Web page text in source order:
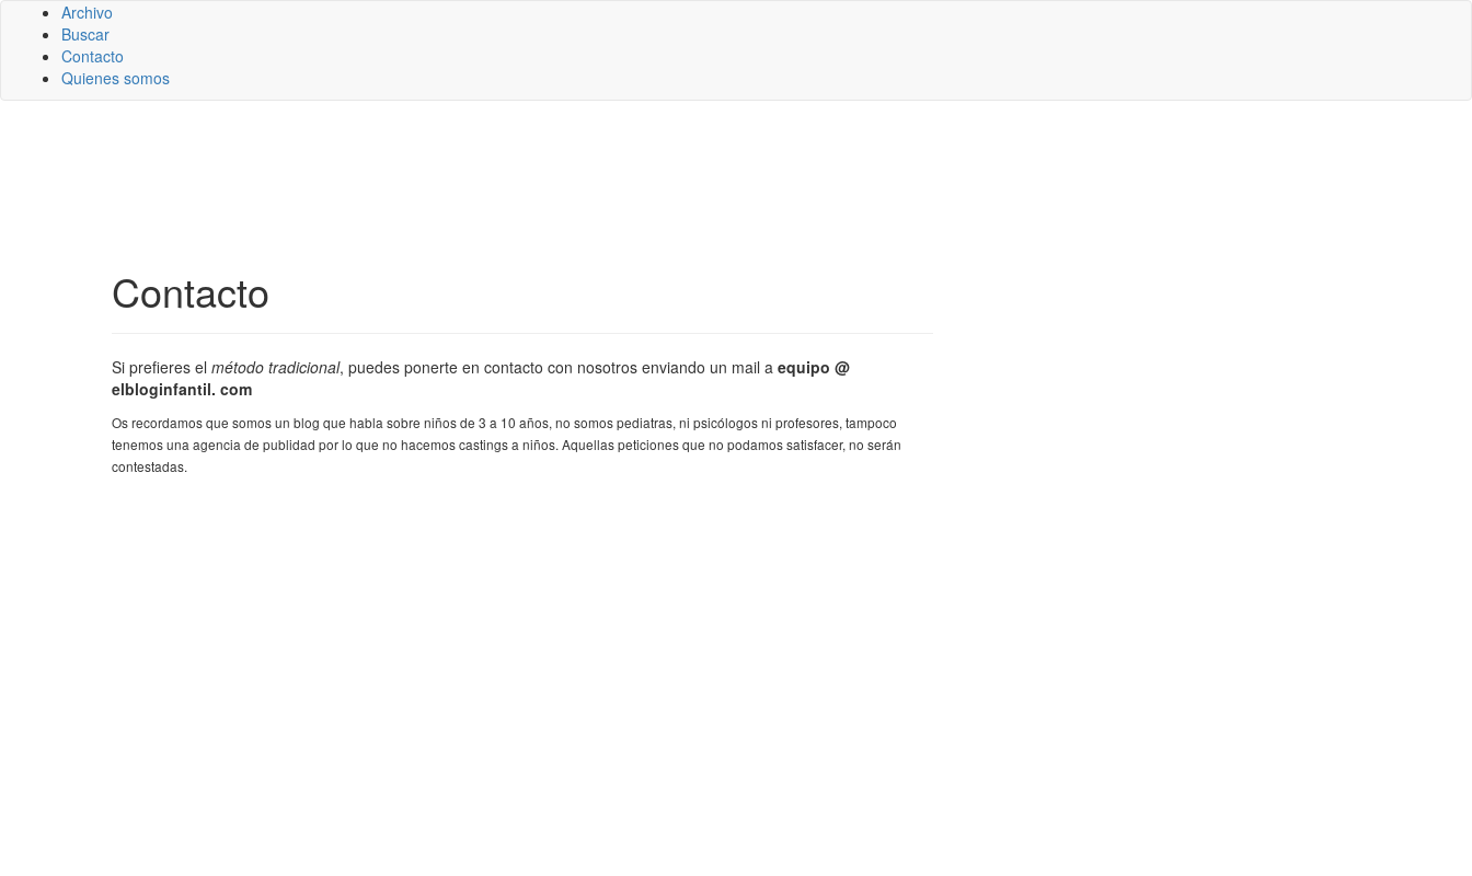
Archivo
Buscar
Contacto
Quienes somos
Contacto
Si prefieres el método tradicional, puedes ponerte en contacto con nosotros enviando un mail a equipo @
elbloginfantil. com
Os recordamos que somos un blog que habla sobre niños de 3 a 10 años, no somos pediatras, ni psicólogos ni profesores, tampoco
tenemos una agencia de publidad por lo que no hacemos castings a niños. Aquellas peticiones que no podamos satisfacer, no serán
contestadas.